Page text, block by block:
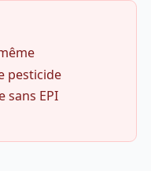
pesticide
sans EPI